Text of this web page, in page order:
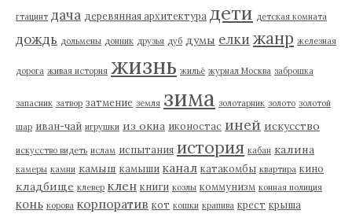
гтацинт дача деревянная архитектура дети детская комната
дождь дольмены донник друзья дуб думы елки жанр железная
дорога живая история жизнь жильё журнал Москва заброшка
запасник затвор затмение земля зима золотарник золото золотой
шар иван-чай игрушки из окна иконостас иней искусство
искусство видеть ислам испытания история кабан калина
камеры камни камыш камыши канал катакомбы квартира кино
кладбище клевер клен книги козлы коммунизм конная полиция
конь корова корпоратив кот кошки крапива крест крыша